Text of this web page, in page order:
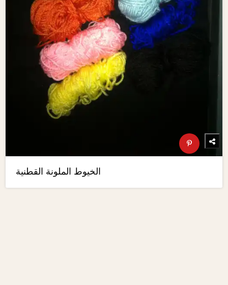
الخيوط الملونة القطنية